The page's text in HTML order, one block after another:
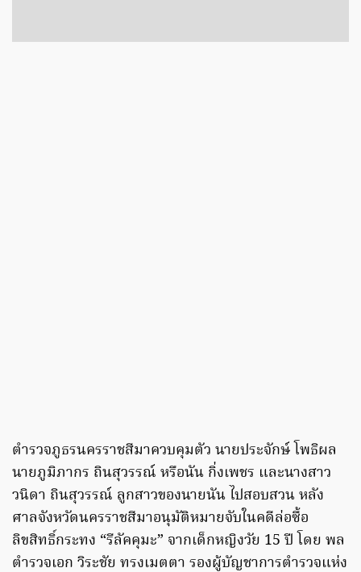
ตำรวจภูธรนครราชสีมาควบคุมตัว นายประจักษ์ โพธิผล
นายภูมิภากร ถินสุวรรณ์ หรือนัน กิ่งเพชร และนางสาว
วนิดา ถินสุวรรณ์ ลูกสาวของนายนัน ไปสอบสวน หลัง
ศาลจังหวัดนครราชสีมาอนุมัติหมายจับในคดีล่อซื้อ
ลิขสิทธิ์กระทง “รีลัคคุมะ” จากเด็กหญิงวัย 15 ปี โดย พล
ตำรวจเอก วิระชัย ทรงเมตตา รองผู้บัญชาการตำรวจแห่ง